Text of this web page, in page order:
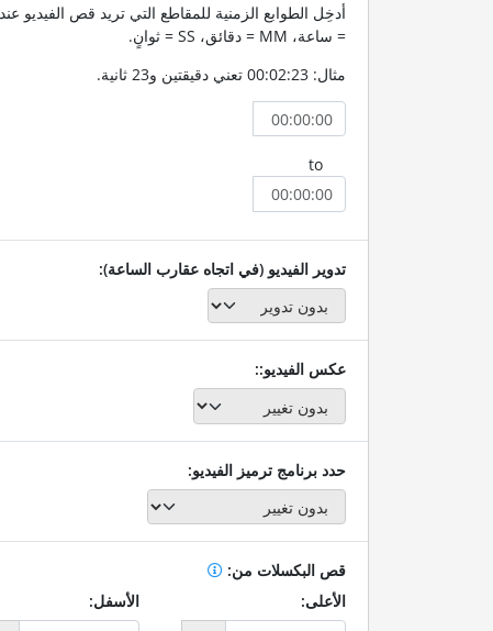
= ساعة، MM = دقائق، SS = ثوانٍ.
مثال: 00:02:23 تعني دقيقتين و23 ثانية.
to
تدوير الفيديو (في اتجاه عقارب الساعة):
عكس الفيديو::
حدد برنامج ترميز الفيديو:
قص البكسلات من:
الأعلى:
الأسفل: